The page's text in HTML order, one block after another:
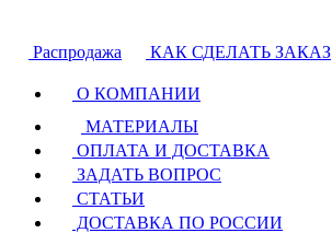
Распродажа КАК СДЕЛАТЬ ЗАКАЗ
О КОМПАНИИ
МАТЕРИАЛЫ
ОПЛАТА И ДОСТАВКА
ЗАДАТЬ ВОПРОС
СТАТЬИ
ДОСТАВКА ПО РОССИИ